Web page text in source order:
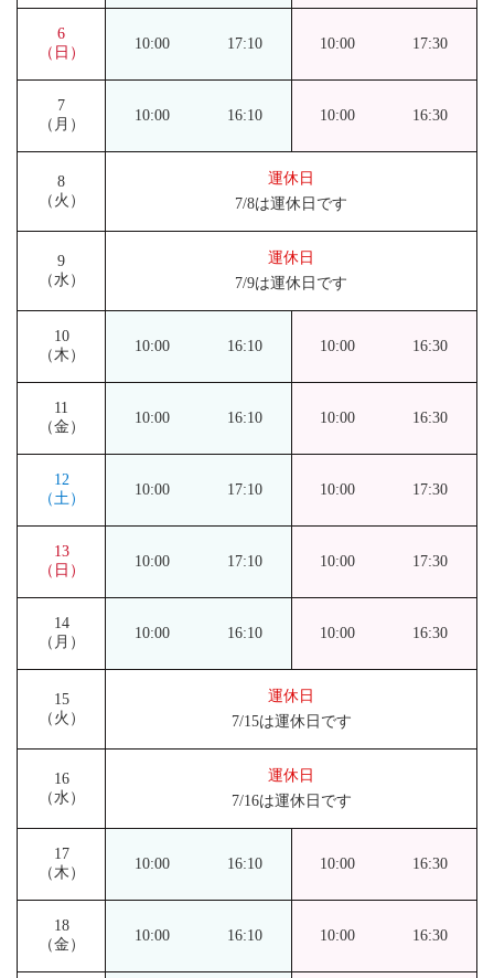
6
（日）
10:00 17:10 10:00 17:30
7
（月）
10:00 16:10 10:00 16:30
8
（火）
運休日
7/8は運休日です
9
（水）
運休日
7/9は運休日です
10
（木）
10:00 16:10 10:00 16:30
11
（金）
10:00 16:10 10:00 16:30
12
（土）
10:00 17:10 10:00 17:30
13
（日）
10:00 17:10 10:00 17:30
14
（月）
10:00 16:10 10:00 16:30
15
（火）
運休日
7/15は運休日です
16
（水）
運休日
7/16は運休日です
17
（木）
10:00 16:10 10:00 16:30
18
（金）
10:00 16:10 10:00 16:30